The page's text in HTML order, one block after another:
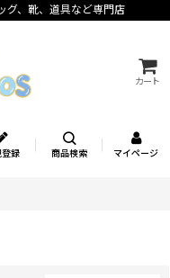
グ、靴、道具など専門店
カート
登録 商品検索 マイページ